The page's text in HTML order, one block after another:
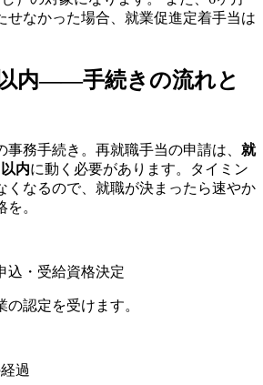
せなかった場合、就業促進定着手当は
内——手続きの流れと
務手続き。再就職手当の申請は、 就
内に動く必要があります。タイミン
くなるので、就職が決まったら速やか
。
込・受給資格決定
認定を受けます。
過